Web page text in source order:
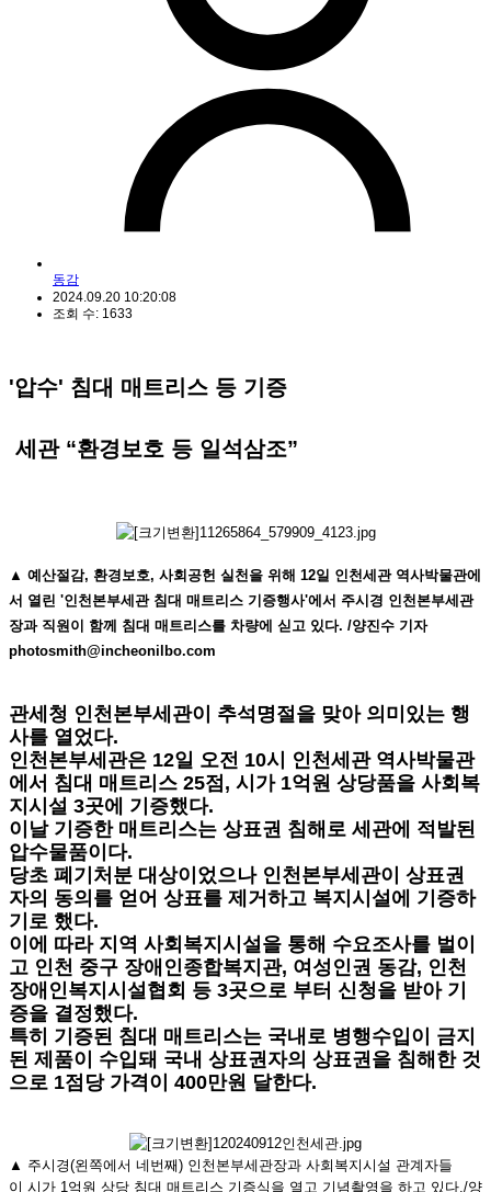
동감
2024.09.20 10:20:08
조회 수: 1633
'압수' 침대 매트리스 등 기증
세관 “환경보호 등 일석삼조”
▲ 예산절감, 환경보호, 사회공헌 실천을 위해 12일 인천세관 역사박물관에
서 열린 '인천본부세관 침대 매트리스 기증행사'에서 주시경 인천본부세관
장과 직원이 함께 침대 매트리스를 차량에 싣고 있다. /양진수 기자
photosmith@incheonilbo.com
관세청 인천본부세관이 추석명절을 맞아 의미있는 행
사를 열었다.
인천본부세관은 12일 오전 10시 인천세관 역사박물관
에서 침대 매트리스 25점, 시가 1억원 상당품을 사회복
지시설 3곳에 기증했다.
이날 기증한 매트리스는 상표권 침해로 세관에 적발된
압수물품이다.
당초 폐기처분 대상이었으나 인천본부세관이 상표권
자의 동의를 얻어 상표를 제거하고 복지시설에 기증하
기로 했다.
이에 따라 지역 사회복지시설을 통해 수요조사를 벌이
고 인천 중구 장애인종합복지관, 여성인권 동감, 인천
장애인복지시설협회 등 3곳으로 부터 신청을 받아 기
증을 결정했다.
특히 기증된 침대 매트리스는 국내로 병행수입이 금지
된 제품이 수입돼 국내 상표권자의 상표권을 침해한 것
으로 1점당 가격이 400만원 달한다.
▲ 주시경(왼쪽에서 네번째) 인천본부세관장과 사회복지시설 관계자들
이 시가 1억원 상당 침대 매트리스 기증식을 열고 기념촬영을 하고 있다./양